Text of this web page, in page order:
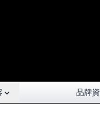
menu
品牌